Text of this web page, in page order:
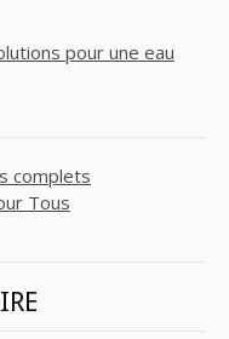
pour une eau
complets
Tous